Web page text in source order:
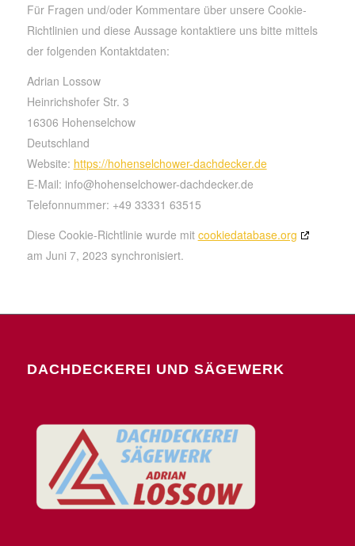
Für Fragen und/oder Kommentare über unsere Cookie-
Richtlinien und diese Aussage kontaktiere uns bitte mittels
der folgenden Kontaktdaten:
Adrian Lossow
Heinrichshofer Str. 3
16306 Hohenselchow
Deutschland
Website: https://hohenselchower-dachdecker.de
E-Mail: info@hohenselchower-dachdecker.de
Telefonnummer: +49 33331 63515
Diese Cookie-Richtlinie wurde mit cookiedatabase.org
am Juni 7, 2023 synchronisiert.
DACHDECKEREI UND SÄGEWERK